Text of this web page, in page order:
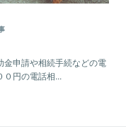
金申請や相続手続などの電
０円の電話相...